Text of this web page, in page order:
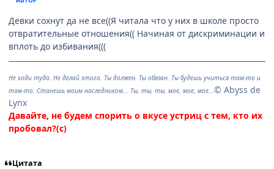
Девки сохнут да не все((Я читала что у них в школе просто
отвратительные отношения(( Начиная от дискриминации и
вплоть до избивания(((
Не ходи туда. Не делай этого. Ты должен. Ты обязан. Ты будешь учиться там-то и
там-то. Станешь моим наследником... Ты, ты, ты, мое, мое, мое...© Abyss de
Lynx
Давайте, не будем спорить о вкусе устриц с тем, кто их
пробовал?(с)
Цитата